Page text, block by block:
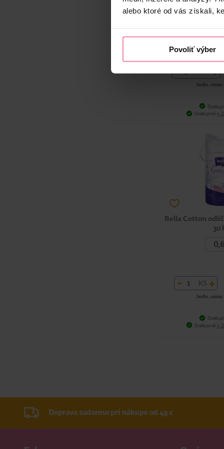
alebo ktoré od vás získali,
Povoliť výber
Tip Line
- BAL +
Jedn. cena
Dostupné v
Bella Cotton
30
- KS +
Jedn.
Dostupné v
Doprava zadarmo pri nákupe od 49 €